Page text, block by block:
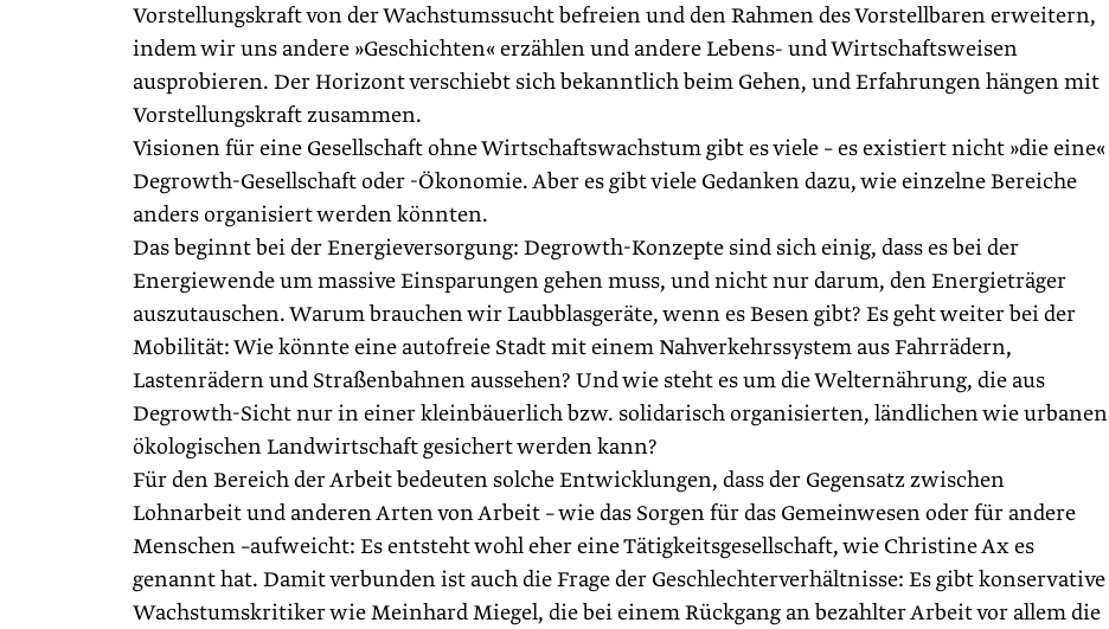
Vorstellungskraft von der Wachstumssucht befreien und den Rahmen des Vorstellbaren erweitern,
indem wir uns andere »Geschichten« erzählen und andere Lebens- und Wirtschaftsweisen
ausprobieren. Der Horizont verschiebt sich bekanntlich beim Gehen, und Erfahrungen hängen mit
Vorstellungskraft zusammen.
Visionen für eine Gesellschaft ohne Wirtschaftswachstum gibt es viele – es existiert nicht »die eine«
Degrowth-Gesellschaft oder -Ökonomie. Aber es gibt viele Gedanken dazu, wie einzelne Bereiche
anders organisiert werden könnten.
Das beginnt bei der Energieversorgung: Degrowth-Konzepte sind sich einig, dass es bei der
Energiewende um massive Einsparungen gehen muss, und nicht nur darum, den Energieträger
auszutauschen. Warum brauchen wir Laubblasgeräte, wenn es Besen gibt? Es geht weiter bei der
Mobilität: Wie könnte eine autofreie Stadt mit einem Nahverkehrssystem aus Fahrrädern,
Lastenrädern und Straßenbahnen aussehen? Und wie steht es um die Welternährung, die aus
Degrowth-Sicht nur in einer kleinbäuerlich bzw. solidarisch organisierten, ländlichen wie urbanen
ökologischen Landwirtschaft gesichert werden kann?
Für den Bereich der Arbeit bedeuten solche Entwicklungen, dass der Gegensatz zwischen
Lohnarbeit und anderen Arten von Arbeit – wie das Sorgen für das Gemeinwesen oder für andere
Menschen –aufweicht: Es entsteht wohl eher eine ­Tätigkeitsgesellschaft, wie Christine Ax es
genannt hat. Damit verbunden ist auch die Frage der Geschlechterverhältnisse: Es gibt konservative
Wachstumskritiker wie Meinhard Miegel, die bei einem Rückgang an bezahlter Arbeit vor allem die